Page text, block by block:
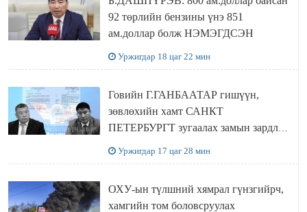
92 төрлийн бензины үнэ 851
ам.доллар болж НЭМЭГДСЭН
Уржигдар 18 цаг 22 мин
Говийн Г.ГАНБААТАР гишүүн,
зөвлөхийн хамт САНКТ
ПЕТЕРБУРГТ зугаалах замын зардлаа
Уржигдар 17 цаг 28 мин
ОХУ-ын түлшний хямрал гүнзгийрч,
хамгийн том боловсруулах